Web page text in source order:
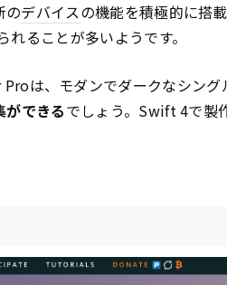
のデバイスの機能を積極的に搭
ることが多いようです。
は、モダンでダークなシング
ができるでしょう。Swift 4で製